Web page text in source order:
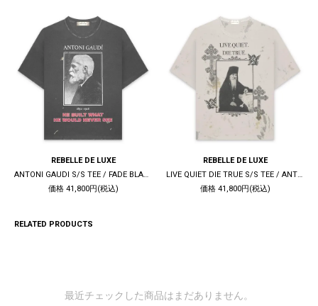
REBELLE DE LUXE
ANTONI GAUDI S/S TEE / FADE BLACK
価格 41,800円(税込)
REBELLE DE LUXE
LIVE QUIET DIE TRUE S/S TEE / ANTIQUE WHITE
価格 41,800円(税込)
RELATED PRODUCTS
最近チェックした商品はまだありません。